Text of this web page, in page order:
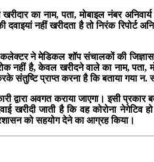
का नाम, पता, मोबाइल नंबर
नहीं खरीदता है तो निरंक रिपोर्ट
ने मेडिकल शॉप संचालकों की
नहीं है, केवल खरीदने वाले का नाम, पता,
संतुष्टि प्राप्त करना है कि बताया गया न.
अवगत कराया जाएगा। इसी प्रकार
खरीदी जाती है कि वह कोरोना
को सहयोग देने का आग्रह किया।